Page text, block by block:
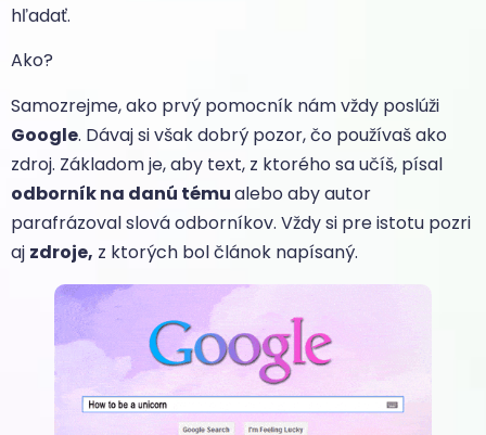
hľadať.
Ako?
Samozrejme, ako prvý pomocník nám vždy poslúži
Google. Dávaj si však dobrý pozor, čo používaš ako
zdroj. Základom je, aby text, z ktorého sa učíš, písal
odborník na danú témualebo aby autor
parafrázoval slová odborníkov. Vždy si pre istotu pozri
aj zdroje, z ktorých bol článok napísaný.